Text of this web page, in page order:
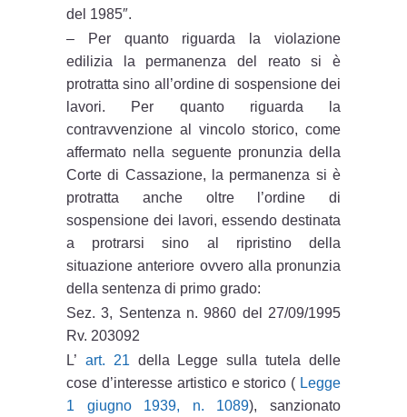
del 1985″.
– Per quanto riguarda la violazione
edilizia la permanenza del reato si è
protratta sino all’ordine di sospensione dei
lavori. Per quanto riguarda la
contravvenzione al vincolo storico, come
affermato nella seguente pronunzia della
Corte di Cassazione, la permanenza si è
protratta anche oltre l’ordine di
sospensione dei lavori, essendo destinata
a protrarsi sino al ripristino della
situazione anteriore ovvero alla pronunzia
della sentenza di primo grado:
Sez. 3, Sentenza n. 9860 del 27/09/1995
Rv. 203092
L’ art. 21 della Legge sulla tutela delle
cose d’interesse artistico e storico ( Legge
1 giugno 1939, n. 1089), sanzionato